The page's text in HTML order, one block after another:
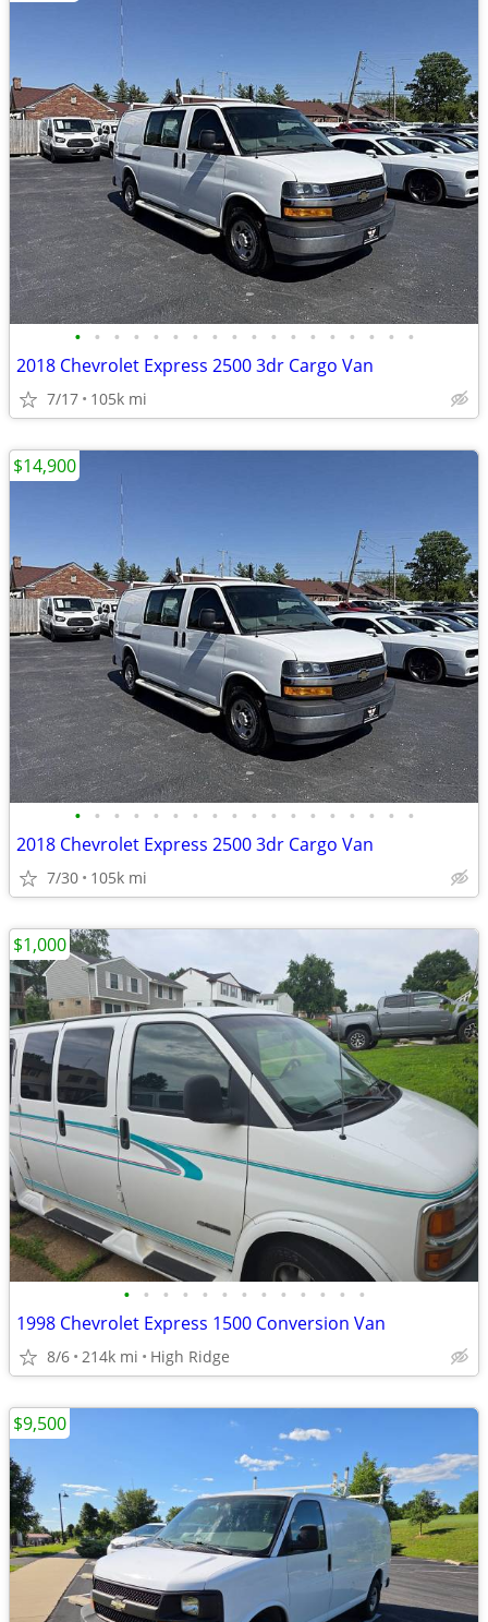
• • • • • • • • • • • • • • • • • •
2018 Chevrolet Express 2500 3dr Cargo Van
7/17 105k mi
• • • • • • • • • • • • • • • • • •
2018 Chevrolet Express 2500 3dr Cargo Van
7/30 105k mi
$14,900
• • • • • • • • • • • • •
1998 Chevrolet Express 1500 Conversion Van
8/6 214k mi High Ridge
$1,000
$9,500